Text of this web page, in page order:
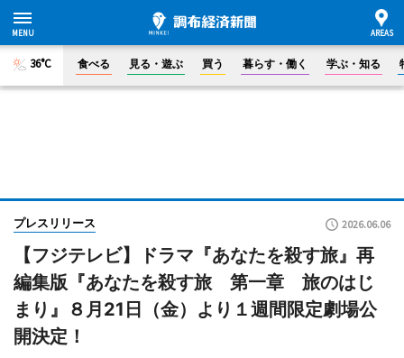
36°C 食べる 見る・遊ぶ 買う 暮らす・働く 学ぶ・知る
プレスリリース 2026.06.06
【フジテレビ】ドラマ『あなたを殺す旅』再
編集版『あなたを殺す旅 第一章 旅のはじ
まり』８月21日（金）より１週間限定劇場公
開決定！